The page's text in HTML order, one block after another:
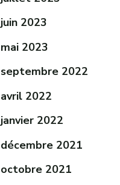
juin 2023
mai 2023
septembre 2022
avril 2022
janvier 2022
décembre 2021
octobre 2021